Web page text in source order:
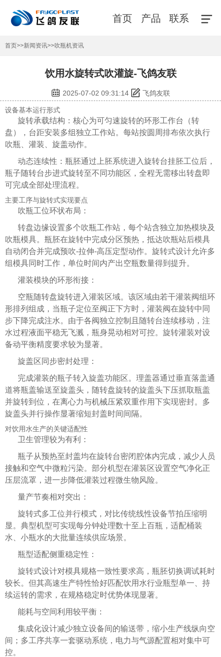
首页 产品 联系
首页>>新闻资讯>>吹瓶机资讯
饮用水旋转式吹灌旋-飞鸽友联
2025-07-02 09:31:14 飞鸽友联
设备基本运行形式
旋转承载结构：核心为可匀速旋转的环形工作台（转
盘），台距安装多组独立工作站。每站按圆周排布依次执行
吹瓶、灌装、旋盖动作。
动态连续性：瓶胚通过上胚系统进入旋转台挂胚工位后，
瓶子随转台步进式旋转至不同功能区，全程无需移出转盘即
可完成全部处理流程。
主要工序与旋转式实现要点
吹瓶工位环状布局：
转盘边缘设置多个吹瓶工作站，每个站含独立加热模块及
吹瓶模具。瓶胚在旋转中完成分区预热，抵达吹瓶站后模具
自动闭合并完成预吹-拉伸-高压定型动作。旋转式设计允许多
组模具同时工作，单位时间内产出空瓶数量得到提升。
灌装模块的环形衔接：
空瓶随转盘旋转进入灌装区域。该区域由若干灌装阀组环
形排列组成，当瓶子定位至阀正下方时，灌装阀在旋转中同
步下降完成注水。由于各阀独立控制且随转台连续移动，注
水过程液面平稳无飞溅，瓶身晃动相对可控。旋转灌装对设
备动平衡精度要求较为显著。
旋盖区同步密封处理：
完成灌装的瓶子转入旋盖功能区。理盖器通过垂直落盖通
道将瓶盖输送至旋盖头，随转盘旋转的旋盖头下压抓取瓶盖
并旋转到位，在离心力与机械压紧双重作用下实现密封。多
旋盖头并行操作显著缩短封盖时间间隔。
对饮用水生产的关键适配性
卫生管理较为有利：
瓶子从预热至封盖均在旋转台密闭腔体内完成，减少人员
接触和空气中微粒污染。部分机型在灌装区设置空气净化正
压层流罩，进一步降低灌装过程微生物风险。
量产节奏相对突出：
旋转式多工位并行模式，对比传统线性设备节拍压缩明
显。典型机型可实现每分钟处理数十至上百瓶，适配桶装
水、小瓶水的大批量连续供应场景。
瓶型适配侧重稳定性：
旋转式设计对模具规格一致性要求高，瓶胚切换调试耗时
较长。但其高速生产特性恰好匹配饮用水行业瓶型单一、持
续运转的需求，在规格稳定时优势体现显著。
能耗与空间利用较平衡：
集成化设计减少独立设备间的输送带，缩小生产线纵向空
间；多工序共享一套驱动系统，电力与气源配置相对集中可
控。